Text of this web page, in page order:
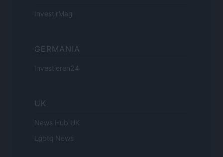
InvestirMag
GERMANIA
Investieren24
UK
News Hub UK
Lgbtq News